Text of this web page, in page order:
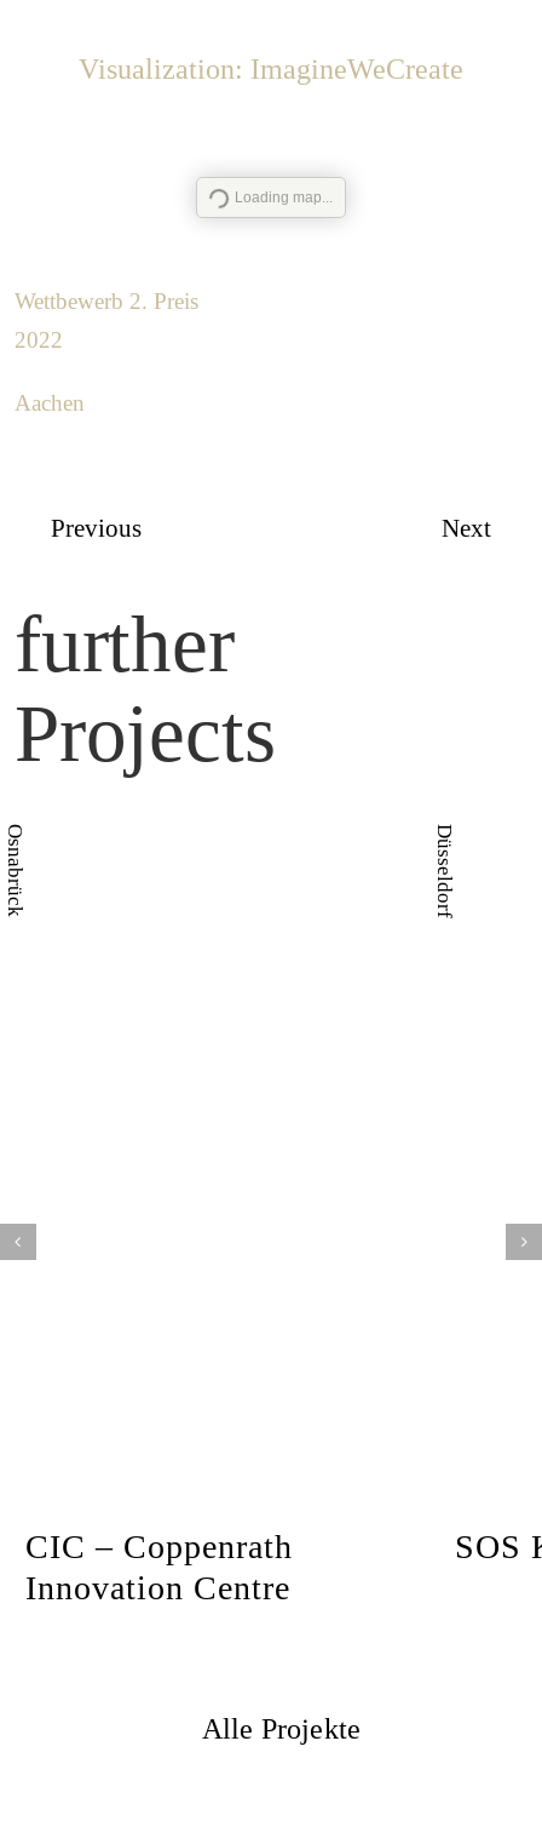
Visualization: ImagineWeCreate
Loading map...
Wettbewerb 2. Preis
2022
Aachen
Previous Next
further
Projects
Osnabrück
CIC – Coppenrath
Innovation Centre
Düsseldorf
SOS
Alle Projekte